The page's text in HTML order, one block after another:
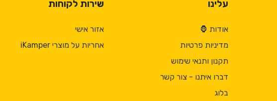
עלינו
אודות 🦍
מדיניות פרטיות
תקנון ותנאי שימוש
דברו איתנו - צור קשר
בלוג
שירות לקוחות
אזור אישי
אחריות על מוצרי iKamper